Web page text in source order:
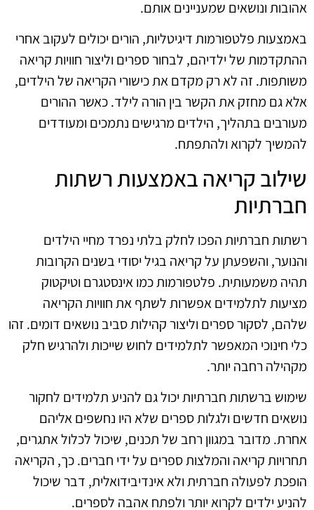
אהובות ונושאים שמעניינים אותם.
באמצעות פלטפורמות דיגיטליות, הורים יכולים לעקוב אחרי
ההתקדמות של ילדיהם, לבחור ספרים וליצור חוויות קריאה
משותפות. זה לא רק מקדם את כישורי הקריאה של הילדים,
אלא גם מחזק את הקשר בין הורה לילד. כאשר ההורים
מעורבים בתהליך, הילדים מרגישים נתמכים ומעודדים
להמשיך לקרוא ולהתפתח.
שילוב קריאה באמצעות רשתות
חברתיות
רשתות חברתיות הפכו לחלק בלתי נפרד מחיי הילדים
והנוער, והשפעתן על קריאה בגיל יסודי בשנים הקרובות
תהיה משמעותית. פלטפורמות כמו אינסטגרם וטיקטוק
מציעות לתלמידים אפשרות לשתף את חוויות הקריאה
שלהם, לסקור ספרים וליצור קהילות סביב נושאים דומים. זהו
כלי חינוכי המאפשר לתלמידים לחוש שייכות ולהרגיש חלק
מקהילה רחבה יותר.
שימוש ברשתות חברתיות יכול גם להניע תלמידים לחקור
נושאים חדשים ולגלות ספרים שלא היו נחשפים אליהם
אחרת. מדובר במגוון רחב של תכנים, שיכול לכלול אתגרים,
תחרויות קריאה והמלצות ספרים על ידי חברים. כך, הקריאה
הופכת לפעולה חברתית ולא אינדיבידואלית, דבר שיכול
להניע ילדים לקרוא יותר ולפתח אהבה לספרים.